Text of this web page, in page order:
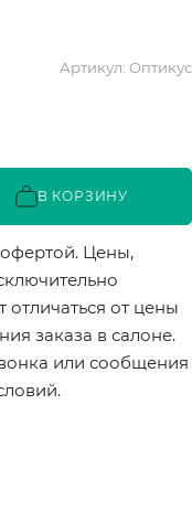
Артикул: Оптикус
В КОРЗИНУ
Цены,
отличаться от цены
заказа в салоне.
или сообщения